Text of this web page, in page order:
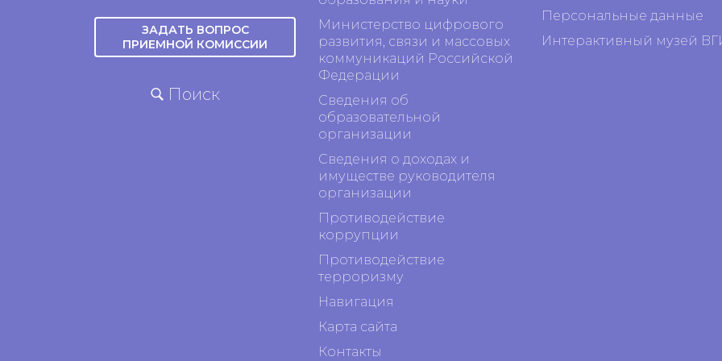
ЗАДАТЬ ВОПРОС
ПРИЕМНОЙ КОМИССИИ
Поиск
Министерство цифрового
развития, связи и массовых
коммуникаций Российской
Федерации
Сведения об
образовательной
организации
Сведения о доходах и
имуществе руководителя
организации
Противодействие
коррупции
Противодействие
терроризму
Навигация
Карта сайта
Контакты
Персональные данные
Интерактивный музей